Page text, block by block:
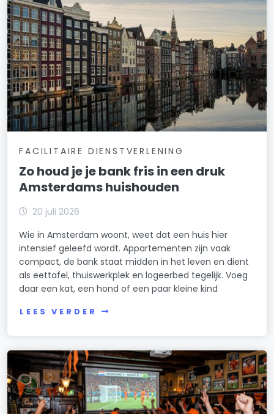
FACILITAIRE DIENSTVERLENING
Zo houd je je bank fris in een druk
Amsterdams huishouden
20 juli 2026
Wie in Amsterdam woont, weet dat een huis hier
intensief geleefd wordt. Appartementen zijn vaak
compact, de bank staat midden in het leven en dient
als eettafel, thuiswerkplek en logeerbed tegelijk. Voeg
daar een kat, een hond of een paar kleine kind
LEES VERDER